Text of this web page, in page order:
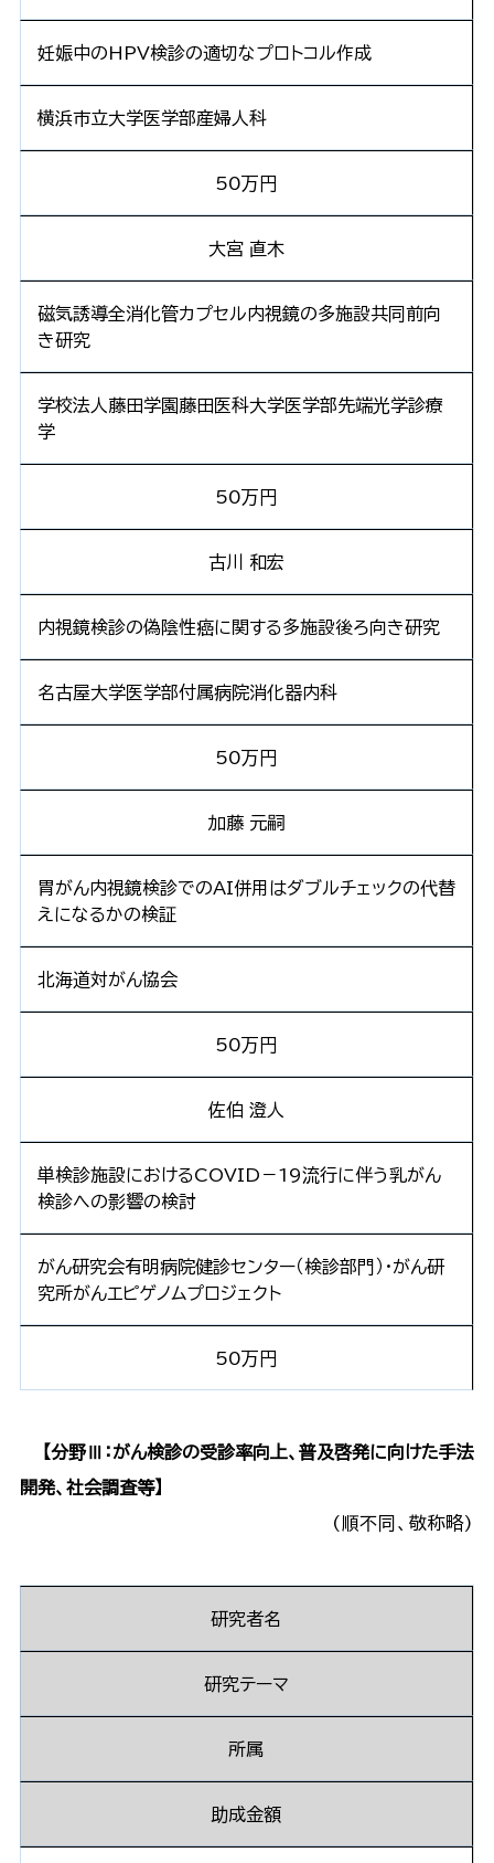
妊娠中のHPV検診の適切なプロトコル作成
横浜市立大学医学部産婦人科
50万円
大宮 直木
磁気誘導全消化管カプセル内視鏡の多施設共同前向
き研究
学校法人藤田学園藤田医科大学医学部先端光学診療
学
50万円
古川 和宏
内視鏡検診の偽陰性癌に関する多施設後ろ向き研究
名古屋大学医学部付属病院消化器内科
50万円
加藤 元嗣
胃がん内視鏡検診でのAI併用はダブルチェックの代替
えになるかの検証
北海道対がん協会
50万円
佐伯 澄人
単検診施設におけるCOVID－19流行に伴う乳がん
検診への影響の検討
がん研究会有明病院健診センター（検診部門）・がん研
究所がんエピゲノムプロジェクト
50万円
【分野Ⅲ：がん検診の受診率向上、普及啓発に向けた手法
開発、社会調査等】
(順不同、敬称略)
研究者名
研究テーマ
所属
助成金額